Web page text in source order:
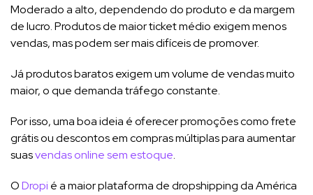
Moderado a alto, dependendo do produto e da margem
de lucro. Produtos de maior ticket médio exigem menos
vendas, mas podem ser mais difíceis de promover.
Já produtos baratos exigem um volume de vendas muito
maior, o que demanda tráfego constante.
Por isso, uma boa ideia é oferecer promoções como frete
grátis ou descontos em compras múltiplas para aumentar
suasvendas online sem estoque.
ODropi é a maior plataforma de dropshipping da América